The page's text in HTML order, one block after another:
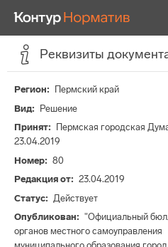
Реквизиты
Регион
Пермский край
Вид
Решение
Принят
Пермская городская
23.04.2019
Номер
80
Редакция от
23.04.2019
Статус
Действует
Опубликован
"Официальный
органов местного самоуправления